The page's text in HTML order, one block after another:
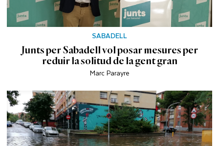
SABADELL
Junts per Sabadell vol posar mesures per
reduir la solitud de la gent gran
Marc Parayre